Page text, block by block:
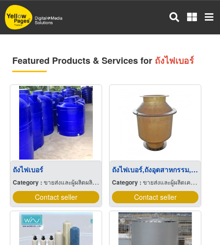
Skip
to
main
Featured Products & Services for ถังไฟเบอร์
ถังไฟเบอร์
Category : ขายส่งและผู้ผลิตผลิตภัณฑ์พิเศษพลาสติก
Contact seller
ถังไฟเบอร์,ถังอุตสาหกรรม,รับเคลือบอีพ็อกซี่
Category :ขายส่งและผู้ผลิตเคมีภัณฑ์
Contact seller